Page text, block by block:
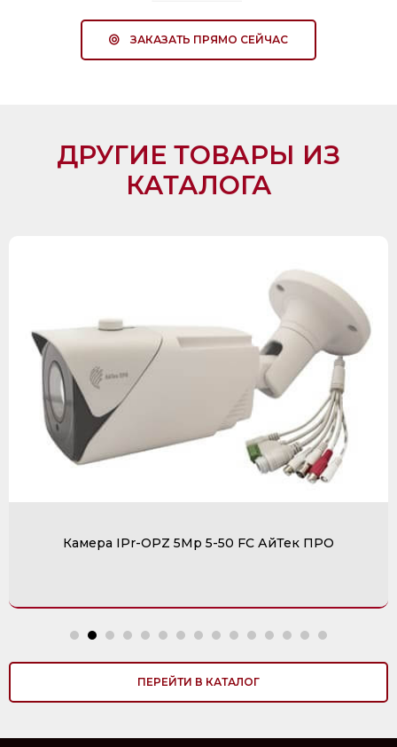
ЗАКАЗАТЬ ПРЯМО СЕЙЧАС
ДРУГИЕ ТОВАРЫ ИЗ
КАТАЛОГА
Камера IPr-OPZ 5Mp 5-50 FC АйТек ПРО
ПЕРЕЙТИ В КАТАЛОГ